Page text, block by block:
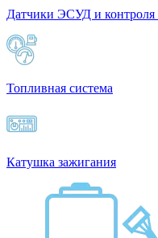
Датчики ЭСУД и контроля
Топливная система
Катушка зажигания